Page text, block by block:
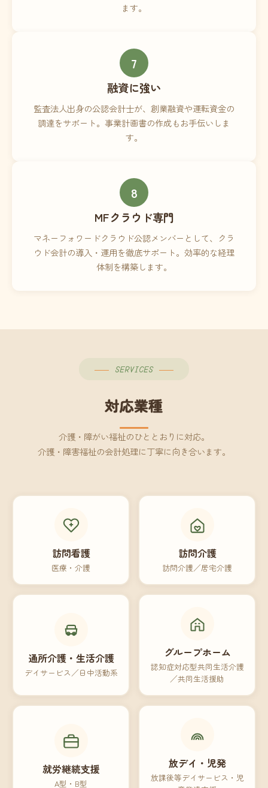
ます。
7
融資に強い
監査法人出身の公認会計士が、創業融資や運転資金の
調達をサポート。事業計画書の作成もお手伝いしま
す。
8
MFクラウド専門
マネーフォワードクラウド公認メンバーとして、クラ
ウド会計の導入・運用を徹底サポート。効率的な経理
体制を構築します。
SERVICES
対応業種
介護・障がい福祉のひととおりに対応。
介護・障害福祉の会計処理に丁寧に向き合います。
訪問看護
医療・介護
訪問介護
訪問介護／居宅介護
通所介護・生活介護
デイサービス／日中活動系
グループホーム
認知症対応型共同生活介護
／共同生活援助
就労継続支援
A型・B型
放デイ・児発
放課後等デイサービス・児